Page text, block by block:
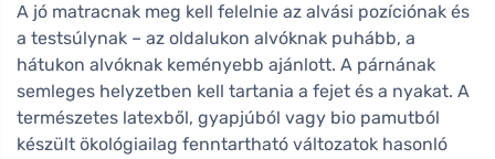
A jó matracnak meg kell felelnie az alvási pozíciónak és
a testsúlynak – az oldalukon alvóknak puhább, a
hátukon alvóknak keményebb ajánlott. A párnának
semleges helyzetben kell tartania a fejet és a nyakat. A
természetes latexből, gyapjúból vagy bio pamutból
készült ökológiailag fenntartható változatok hasonló